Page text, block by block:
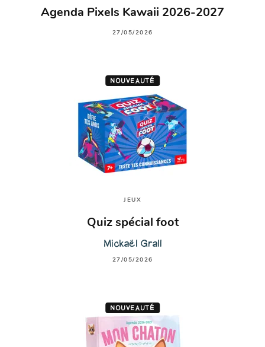
Agenda Pixels Kawaii 2026-2027
27/05/2026
NOUVEAUTÉ
JEUX
Quiz spécial foot
Mickaël Grall
27/05/2026
NOUVEAUTÉ